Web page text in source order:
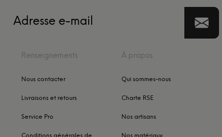
Renseignements
Nous contacter
Livraisons et retours
Service Pro
Conditions générales de
À propos
Qui sommes-nous
Charte RSE
Nos artisans
Nos matériaux